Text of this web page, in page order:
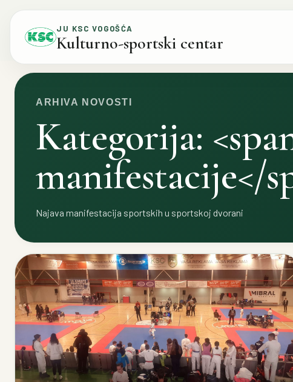
JU KSC VOGOŠĆA
Kulturno-sportski centar
ARHIVA NOVOSTI
Kategorija:
manifestacije</
Najava manifestacija sportskih u sportskoj dvorani